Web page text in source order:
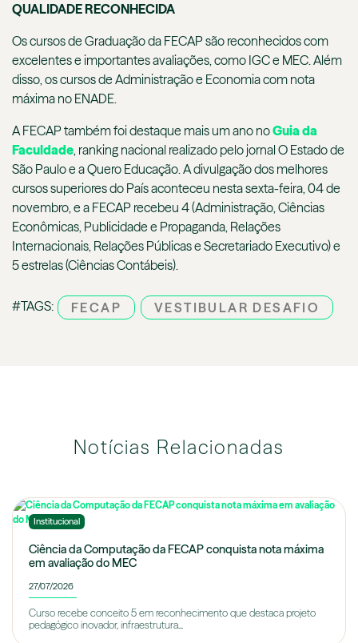
QUALIDADE RECONHECIDA
Os cursos de Graduação da FECAP são reconhecidos com
excelentes e importantes avaliações, como IGC e MEC. Além
disso, os cursos de Administração e Economia com nota
máxima no ENADE.
A FECAP também foi destaque mais um ano noGuia da
Faculdade, ranking nacional realizado pelo jornal O Estado de
São Paulo e a Quero Educação. A divulgação dos melhores
cursos superiores do País aconteceu nesta sexta-feira, 04 de
novembro, e a FECAP recebeu 4 (Administração, Ciências
Econômicas, Publicidade e Propaganda, Relações
Internacionais, Relações Públicas e Secretariado Executivo) e
5 estrelas (Ciências Contábeis).
#TAGS: FECAP VESTIBULAR DESAFIO
Notícias Relacionadas
Institucional
Ciência da Computação da FECAP conquista nota máxima
em avaliação do MEC
27/07/2026
Curso recebe conceito 5 em reconhecimento que destaca projeto
pedagógico inovador, infraestrutura...